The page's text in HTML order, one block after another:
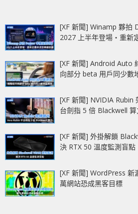
[XF 新聞] Winamp 夥拍
2027 上半年登場‧重新
[XF 新聞] Android Auto
向部分 beta 用戶同少數
[XF 新聞] NVIDIA
台劍指 5 倍 Blackwell 算
[XF 新聞] 外掛解鎖
決 RTX 50 溫度監測盲點
[XF 新聞] WordPress
萬網站恐成黑客目標